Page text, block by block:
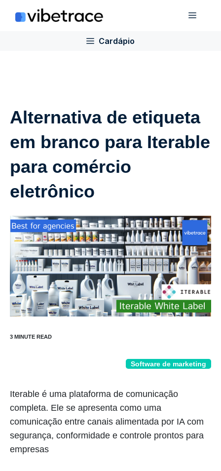
para
Cardápio
Alternativa de etiqueta
em branco para Iterable
para comércio
eletrônico
Software de marketing
Iterable é uma plataforma de comunicação
completa. Ele se apresenta como uma
comunicação entre canais alimentada por IA com
segurança, conformidade e controle prontos para
empresas